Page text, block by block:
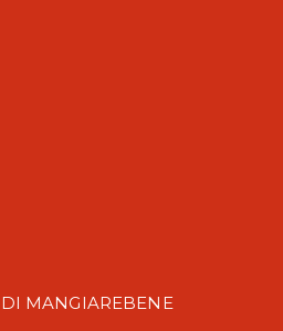
MANGIAREBENE